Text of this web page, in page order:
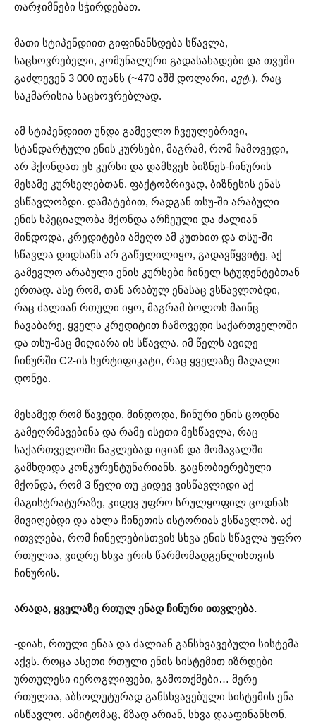
თარჯიმნები სჭირდებათ.
მათი სტიპენდიით გიფინანსდება სწავლა,
საცხოვრებელი, კომუნალური გადასახადები და თვეში
გაძლევენ 3 000 იუანს (~470 აშშ დოლარი, ავტ.), რაც
საკმარისია საცხოვრებლად.
ამ სტიპენდიით უნდა გამევლო ჩვეულებრივი,
სტანდარტული ენის კურსები, მაგრამ, რომ ჩამოვედი,
არ ჰქონდათ ეს კურსი და დამსვეს ბიზნეს-ჩინურის
მესამე კურსელებთან. ფაქტობრივად, ბიზნესის ენას
ვსწავლობდი. დამატებით, რადგან თსუ-ში არაბული
ენის სპეციალობა მქონდა არჩეული და ძალიან
მინდოდა, კრედიტები ამეღო ამ კუთხით და თსუ-ში
სწავლა დიდხანს არ გაწელილიყო, გადავწყვიტე, აქ
გამევლო არაბული ენის კურსები ჩინელ სტუდენტებთან
ერთად. ასე რომ, თან არაბულ ენასაც ვსწავლობდი,
რაც ძალიან რთული იყო, მაგრამ ბოლოს მაინც
ჩავაბარე, ყველა კრედიტით ჩამოვედი საქართველოში
და თსუ-მაც მიღიარა ის სწავლა. იმ წელს ავიღე
ჩინურში C2-ის სერტიფიკატი, რაც ყველაზე მაღალი
დონეა.
მესამედ რომ წავედი, მინდოდა, ჩინური ენის ცოდნა
გამეღრმავებინა და რამე ისეთი მესწავლა, რაც
საქართველოში ნაკლებად იციან და მომავალში
გამხდიდა კონკურენტუნარიანს. გაცნობიერებული
მქონდა, რომ 3 წელი თუ კიდევ ვისწავლიდი აქ
მაგისტრატურაზე, კიდევ უფრო სრულყოფილ ცოდნას
მივიღებდი და ახლა ჩინეთის ისტორიას ვსწავლობ. აქ
ითვლება, რომ ჩინელებისთვის სხვა ენის სწავლა უფრო
რთულია, ვიდრე სხვა ერის წარმომადგენლისთვის –
ჩინურის.
არადა, ყველაზე რთულ ენად ჩინური ითვლება.
-დიახ, რთული ენაა და ძალიან განსხვავებული სისტემა
აქვს. როცა ასეთი რთული ენის სისტემით იზრდები –
ურთულესი იეროგლიფები, გამოთქმები… მერე
რთულია, აბსოლუტურად განსხვავებული სისტემის ენა
ისწავლო. ამიტომაც, მზად არიან, სხვა დააფინანსონ,